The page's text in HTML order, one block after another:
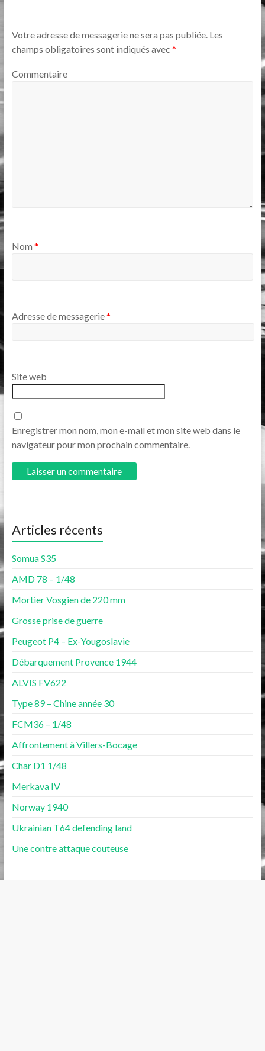
Votre adresse de messagerie ne sera pas publiée.Les
champs obligatoires sont indiqués avec *
Commentaire
Nom *
Adresse de messagerie*
Site web
Enregistrer mon nom, mon e-mail et mon site web dans le
navigateur pour mon prochain commentaire.
Articles récents
Somua S35
AMD 78 – 1/48
Mortier Vosgien de 220 mm
Grosse prise de guerre
Peugeot P4 – Ex-Yougoslavie
Débarquement Provence 1944
ALVIS FV622
Type 89 – Chine année 30
FCM36 – 1/48
Affrontement à Villers-Bocage
Char D1 1/48
Merkava IV
Norway 1940
Ukrainian T64 defending land
Une contre attaque couteuse